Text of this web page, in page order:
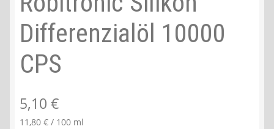
Differenzialöl 10000
CPS
5,10 €
11,80 € / 100 ml